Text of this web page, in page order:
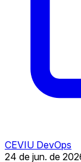
CEVIU DevOps
24 de jun. de